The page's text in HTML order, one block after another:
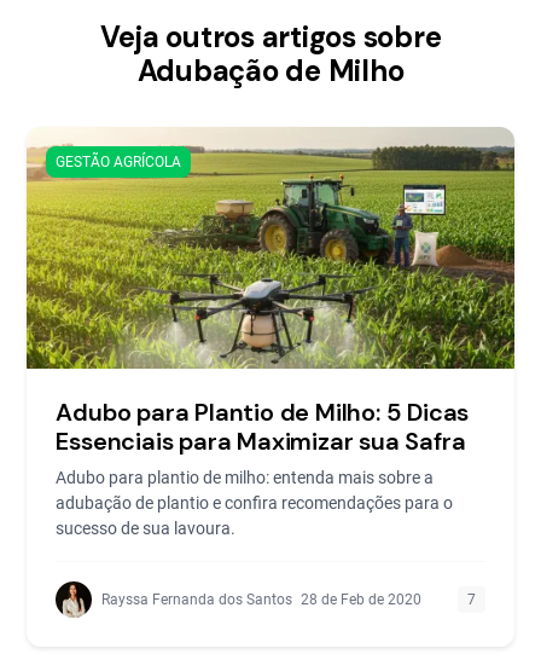
Veja outros artigos sobre
Adubação de Milho
GESTÃO AGRÍCOLA
Adubo para Plantio de Milho: 5 Dicas
Essenciais para Maximizar sua Safra
Adubo para plantio de milho: entenda mais sobre a
adubação de plantio e confira recomendações para o
sucesso de sua lavoura.
Rayssa Fernanda dos Santos 28 de Feb de 2020 7